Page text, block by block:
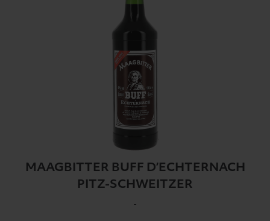
MAAGBITTER BUFF D’ECHTERNACH
PITZ-SCHWEITZER
-